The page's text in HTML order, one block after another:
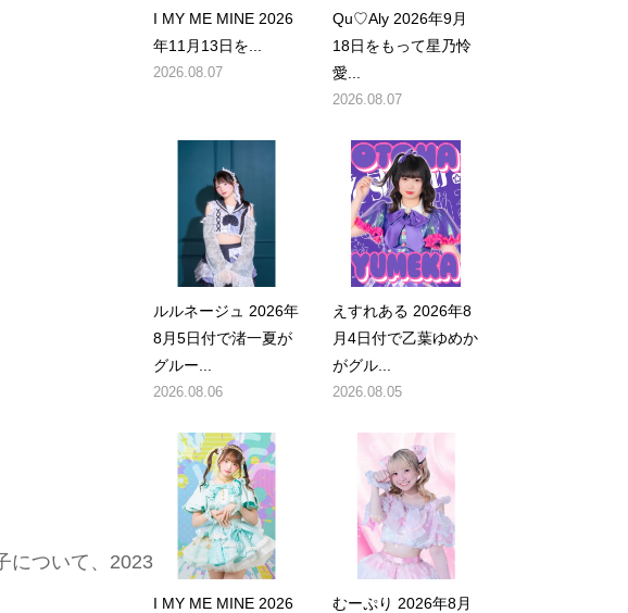
について、2023
I MY ME MINE 2026
年11月13日を...
2026.08.07
Qu♡Aly 2026年9月
18日をもって星乃怜
愛...
2026.08.07
ルルネージュ 2026年
8月5日付で渚一夏が
グルー...
2026.08.06
えすれある 2026年8
月4日付で乙葉ゆめか
がグル...
2026.08.05
I MY ME MINE 2026
むーぷり 2026年8月